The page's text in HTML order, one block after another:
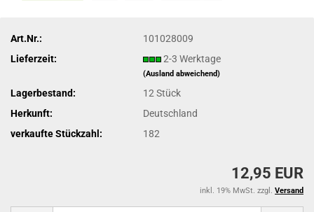
Art.Nr.:
101028009
Lieferzeit:
2-3 Werktage
(Ausland abweichend)
Lagerbestand: 12Stück
Herkunft:
Deutschland
verkaufte Stückzahl:
182
12,95 EUR
inkl. 19% MwSt. zzgl. Versand